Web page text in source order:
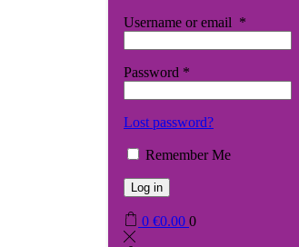
Username or email *
Password *
Lost password?
Remember Me
Log in
0 €0.00 0